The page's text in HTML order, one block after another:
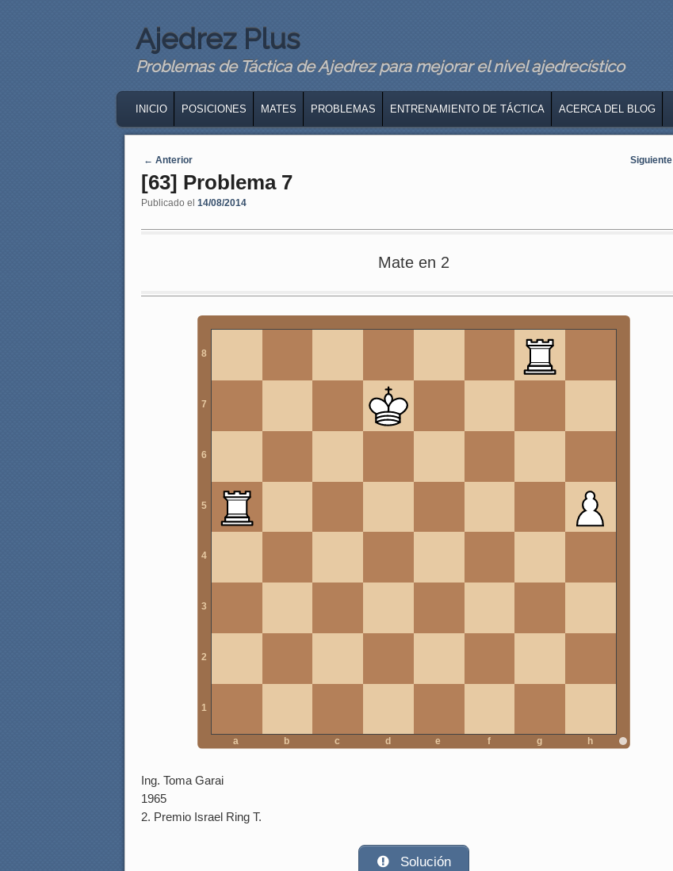
Ajedrez Plus
Problemas de Táctica de Ajedrez para mejorar el nivel ajedrecístico
SKIP TO PRIMARY CONTENT
SKIP TO SECONDARY CONTENT
INICIO POSICIONES MATES PROBLEMAS ENTRENAMIENTO DE TÁCTICA ACERCA DEL BLOG
Navegaci�n de entradas
← Anterior Siguiente
[63] Problema 7
Publicado el 14/08/2014
Mate en 2
8
7
6
5
4
3
2
1
a b c d e f g h
Ing. Toma Garai
1965
2. Premio Israel Ring T.
Solución